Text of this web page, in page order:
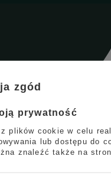
to profesjonalny
się wysoką
wodę o objętości 6
zgód
prywatność
plików cookie w celu
lub dostępu do
znaleźć także na